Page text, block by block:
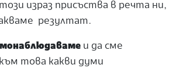
израз присъства в речта ни,
резултат.
и да сме
това какви думи